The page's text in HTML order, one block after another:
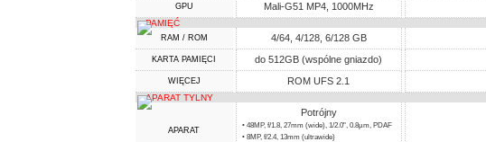
GPU Mali-G51 MP4, 1000MHz
PAMIĘĆ
RAM / ROM 4/64, 4/128, 6/128 GB
KARTA PAMIĘCI do 512GB (wspólne gniazdo)
WIĘCEJ ROM UFS 2.1
APARAT TYLNY
APARAT
Potrójny
• 48MP, f/1.8, 27mm (wide), 1/2.0", 0.8µm, PDAF
• 8MP, f/2.4, 13mm (ultrawide)